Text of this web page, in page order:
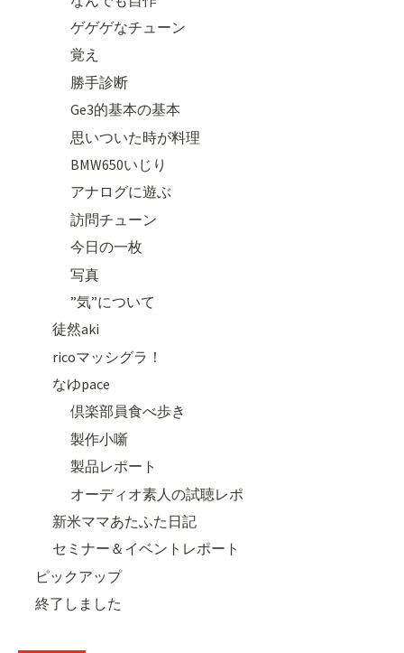
ゲゲゲなチューン
覚え
勝手診断
Ge3的基本の基本
思いついた時が料理
BMW650いじり
アナログに遊ぶ
訪問チューン
今日の一枚
写真
”気”について
徒然aki
ricoマッシグラ！
なゆpace
倶楽部員食べ歩き
製作小噺
製品レポート
オーディオ素人の試聴レポ
新米ママあたふた日記
セミナー＆イベントレポート
ピックアップ
終了しました